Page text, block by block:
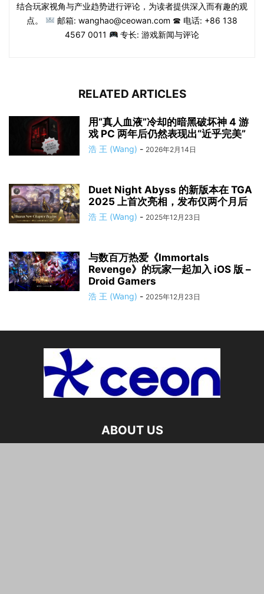
结合玩家视角与产业趋势进行评论，为读者提供深入而有趣的观
点。
邮箱: wanghao@ceowan.com ☎ 电话: +86 138
4567 0011
专长: 游戏新闻与评论
RELATED ARTICLES
用“真人血液”冷却的暗黑破坏神 4 游
戏 PC 两年后仍然表现出“近乎完美”
浩 王 (Wang) - 2026年2月14日
Duet Night Abyss 的新版本在 TGA
2025 上首次亮相，发布仅两个月后
浩 王 (Wang) - 2025年12月23日
与数百万热爱《Immortals
Revenge》的玩家一起加入 iOS 版 –
Droid Gamers
浩 王 (Wang) - 2025年12月23日
ABOUT US